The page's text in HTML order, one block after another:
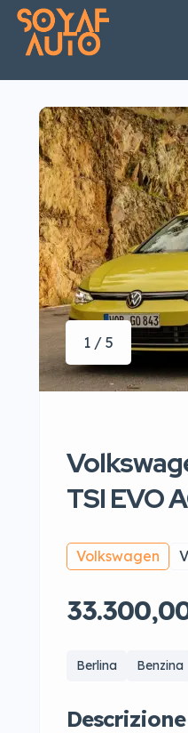
1 / 5
TSI EVO
Volkswagen
Berlina Benzina
Descrizione